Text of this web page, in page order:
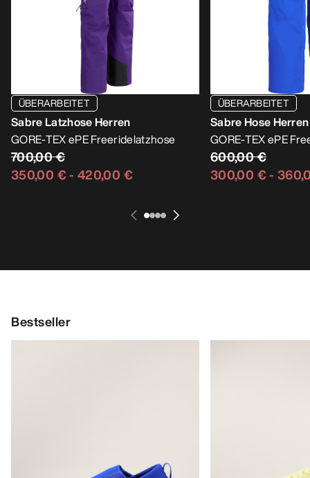
ÜBERARBEITET
Sabre Latzhose Herren
GORE-TEX ePE Freeridelatzhose
700,00 €
350,00 €- 420,00 €
ÜBERARBEITET
Sabre Hose Herren
GORE-TEX ePE
600,00 €
300,00 €-
Bestseller